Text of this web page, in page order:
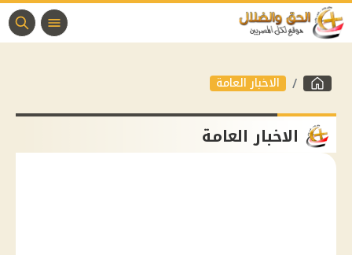
الاخبار العامة
الاخبار العامة